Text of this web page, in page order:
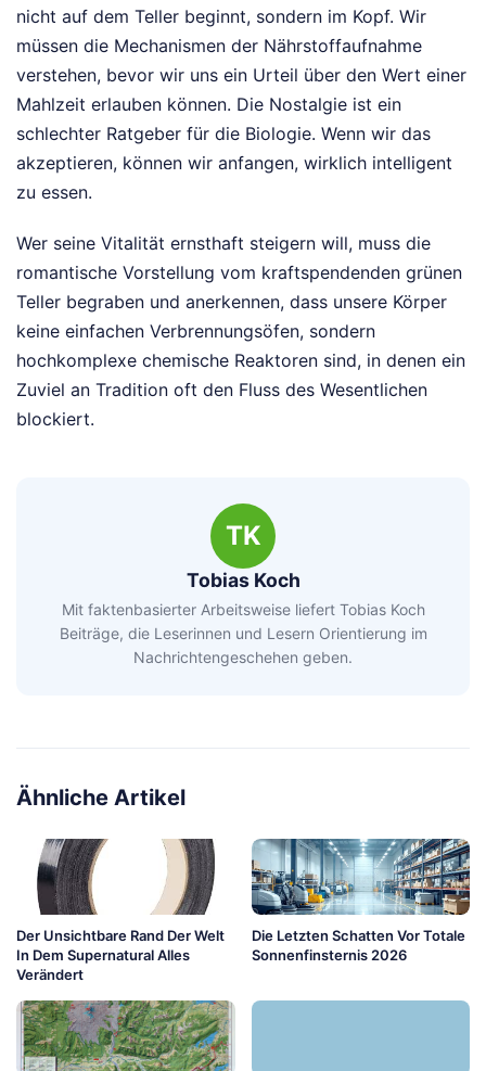
nicht auf dem Teller beginnt, sondern im Kopf. Wir
müssen die Mechanismen der Nährstoffaufnahme
verstehen, bevor wir uns ein Urteil über den Wert einer
Mahlzeit erlauben können. Die Nostalgie ist ein
schlechter Ratgeber für die Biologie. Wenn wir das
akzeptieren, können wir anfangen, wirklich intelligent
zu essen.
Wer seine Vitalität ernsthaft steigern will, muss die
romantische Vorstellung vom kraftspendenden grünen
Teller begraben und anerkennen, dass unsere Körper
keine einfachen Verbrennungsöfen, sondern
hochkomplexe chemische Reaktoren sind, in denen ein
Zuviel an Tradition oft den Fluss des Wesentlichen
blockiert.
TK
Tobias Koch
Mit faktenbasierter Arbeitsweise liefert Tobias Koch
Beiträge, die Leserinnen und Lesern Orientierung im
Nachrichtengeschehen geben.
Ähnliche Artikel
Der Unsichtbare Rand Der Welt
In Dem Supernatural Alles
Verändert
Die Letzten Schatten Vor Totale
Sonnenfinsternis 2026